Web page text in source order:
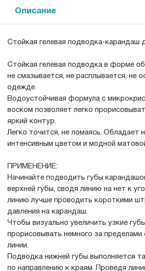
Описание
Стойкая гелевая подводка-карандаш
Стойкая гелевая подводка в форме
не смазывается, не расплывается, не
одежде.
Водоустойчивая формула с
воском позволяет легко
яркий контур.
Легко точится, не ломаясь. Обладает
интенсивным цветом и модной
ПРИМЕНЕНИЕ:
Начинайте подводить губы
верхней губы, сводя линию на нет к
линию лучше проводить короткими
давления на карандаш.
Чтобы визуально увеличить узкие
прорисовывать немного за пределами
линии.
Подводка нижней губы выполняется
по направлению к краям. Проведя